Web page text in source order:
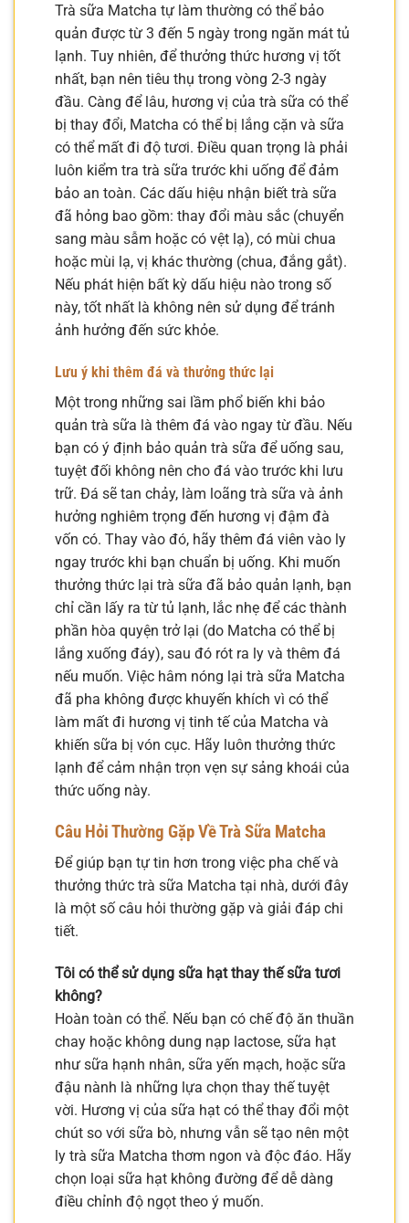
Trà sữa Matcha tự làm thường có thể bảo
quản được từ 3 đến 5 ngày trong ngăn mát tủ
lạnh. Tuy nhiên, để thưởng thức hương vị tốt
nhất, bạn nên tiêu thụ trong vòng 2-3 ngày
đầu. Càng để lâu, hương vị của trà sữa có thể
bị thay đổi, Matcha có thể bị lắng cặn và sữa
có thể mất đi độ tươi. Điều quan trọng là phải
luôn kiểm tra trà sữa trước khi uống để đảm
bảo an toàn. Các dấu hiệu nhận biết trà sữa
đã hỏng bao gồm: thay đổi màu sắc (chuyển
sang màu sẫm hoặc có vệt lạ), có mùi chua
hoặc mùi lạ, vị khác thường (chua, đắng gắt).
Nếu phát hiện bất kỳ dấu hiệu nào trong số
này, tốt nhất là không nên sử dụng để tránh
ảnh hưởng đến sức khỏe.
Lưu ý khi thêm đá và thưởng thức lại
Một trong những sai lầm phổ biến khi bảo
quản trà sữa là thêm đá vào ngay từ đầu. Nếu
bạn có ý định bảo quản trà sữa để uống sau,
tuyệt đối không nên cho đá vào trước khi lưu
trữ. Đá sẽ tan chảy, làm loãng trà sữa và ảnh
hưởng nghiêm trọng đến hương vị đậm đà
vốn có. Thay vào đó, hãy thêm đá viên vào ly
ngay trước khi bạn chuẩn bị uống. Khi muốn
thưởng thức lại trà sữa đã bảo quản lạnh, bạn
chỉ cần lấy ra từ tủ lạnh, lắc nhẹ để các thành
phần hòa quyện trở lại (do Matcha có thể bị
lắng xuống đáy), sau đó rót ra ly và thêm đá
nếu muốn. Việc hâm nóng lại trà sữa Matcha
đã pha không được khuyến khích vì có thể
làm mất đi hương vị tinh tế của Matcha và
khiến sữa bị vón cục. Hãy luôn thưởng thức
lạnh để cảm nhận trọn vẹn sự sảng khoái của
thức uống này.
Câu Hỏi Thường Gặp Về Trà Sữa Matcha
Để giúp bạn tự tin hơn trong việc pha chế và
thưởng thức trà sữa Matcha tại nhà, dưới đây
là một số câu hỏi thường gặp và giải đáp chi
tiết.
Tôi có thể sử dụng sữa hạt thay thế sữa tươi
không?
Hoàn toàn có thể. Nếu bạn có chế độ ăn thuần
chay hoặc không dung nạp lactose, sữa hạt
như sữa hạnh nhân, sữa yến mạch, hoặc sữa
đậu nành là những lựa chọn thay thế tuyệt
vời. Hương vị của sữa hạt có thể thay đổi một
chút so với sữa bò, nhưng vẫn sẽ tạo nên một
ly trà sữa Matcha thơm ngon và độc đáo. Hãy
chọn loại sữa hạt không đường để dễ dàng
điều chỉnh độ ngọt theo ý muốn.